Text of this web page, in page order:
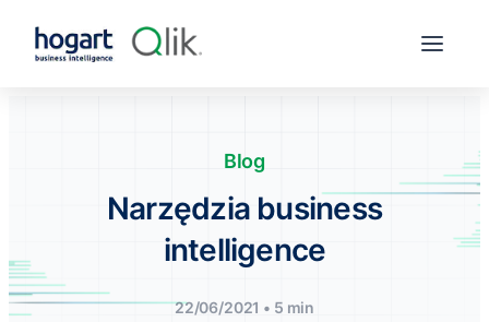
Blog
Narzędzia business
intelligence
22/06/2021 • 5 min